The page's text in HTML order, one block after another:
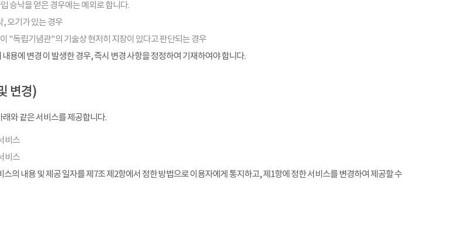
승낙을 얻은 경우에는 예외로 합니다.
, 오기가 있는 경우
"독립기념관"의 기술상 현저히 지장이 있다고 판단되는 경우
용에 변경 이 발생한 경우, 즉시 변경 사항을 정정하여 기재하여야 합니다.
변경)
와 같은 서비스를 제공합니다.
비스
비스
의 내용 및 제공 일자를 제7조 제2항에서 정한 방법으로 이용자에게 통지하고, 제1항에 정한 서비스를 변경하여 제공할 수